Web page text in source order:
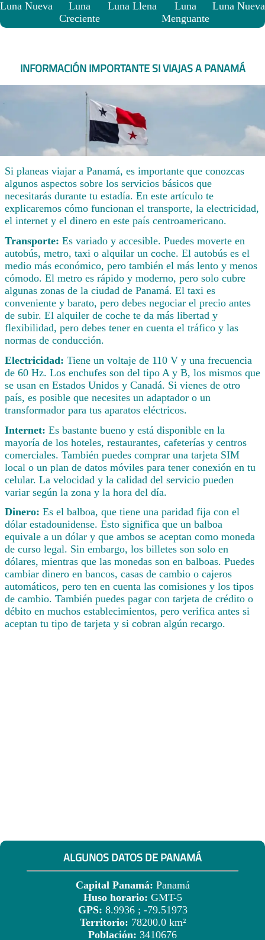
Luna Nueva
Luna
Creciente
Luna Llena
Luna
Menguante
Luna Nueva
INFORMACIÓN IMPORTANTE SI VIAJAS A PANAMÁ
Si planeas viajar a Panamá, es importante que conozcas
algunos aspectos sobre los servicios básicos que
necesitarás durante tu estadía. En este artículo te
explicaremos cómo funcionan el transporte, la electricidad,
el internet y el dinero en este país centroamericano.
Transporte: Es variado y accesible. Puedes moverte en
autobús, metro, taxi o alquilar un coche. El autobús es el
medio más económico, pero también el más lento y menos
cómodo. El metro es rápido y moderno, pero solo cubre
algunas zonas de la ciudad de Panamá. El taxi es
conveniente y barato, pero debes negociar el precio antes
de subir. El alquiler de coche te da más libertad y
flexibilidad, pero debes tener en cuenta el tráfico y las
normas de conducción.
Electricidad: Tiene un voltaje de 110 V y una frecuencia
de 60 Hz. Los enchufes son del tipo A y B, los mismos que
se usan en Estados Unidos y Canadá. Si vienes de otro
país, es posible que necesites un adaptador o un
transformador para tus aparatos eléctricos.
Internet: Es bastante bueno y está disponible en la
mayoría de los hoteles, restaurantes, cafeterías y centros
comerciales. También puedes comprar una tarjeta SIM
local o un plan de datos móviles para tener conexión en tu
celular. La velocidad y la calidad del servicio pueden
variar según la zona y la hora del día.
Dinero: Es el balboa, que tiene una paridad fija con el
dólar estadounidense. Esto significa que un balboa
equivale a un dólar y que ambos se aceptan como moneda
de curso legal. Sin embargo, los billetes son solo en
dólares, mientras que las monedas son en balboas. Puedes
cambiar dinero en bancos, casas de cambio o cajeros
automáticos, pero ten en cuenta las comisiones y los tipos
de cambio. También puedes pagar con tarjeta de crédito o
débito en muchos establecimientos, pero verifica antes si
aceptan tu tipo de tarjeta y si cobran algún recargo.
ALGUNOS DATOS DE PANAMÁ
Capital Panamá: Panamá
Huso horario: GMT-5
GPS: 8.9936 ; -79.51973
Territorio: 78200.0 km²
Población: 3410676